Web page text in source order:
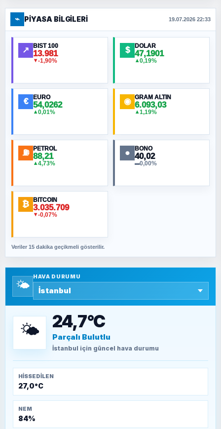
FERHAT BÜYÜKKALKAN
Ankara Zirvesi: NATO Toplantısı mı, Yeni
Ortadoğu Haritasının Provası mı?
MURAT ÖZKAN
NURETTIN BÖLÜK
ORHAN KILIÇOĞLU
Fahişeye beyinli bir müstevli alçağına
SAVAŞ ŞAHİN
SEYFULLAH ÇİÇEK
TEOMAN ALPASLAN
Kütahya-Eskişehir Muharebeleri (10-24
⌁ PIYASA BILGILERI 19.07.2026 22:33
↗ BIST 100
13.981
▼-1,90%
$ DOLAR
47,1901
▲0,19%
€ EURO
54,0262
▲0,01%
◉ GRAM ALTIN
6.093,03
▲1,19%
⛽ PETROL
88,21
▲4,73%
● BONO
40,02
▬0,00%
₿ BITCOIN
3.035.709
▼-0,07%
Veriler 15 dakika geçikmeli gösterilir.
🌤️
HAVA DURUMU
🌤️ 24,7°C
Parçalı Bulutlu
İstanbul için güncel hava durumu
HISSEDILEN
27,0°C
NEM
84%